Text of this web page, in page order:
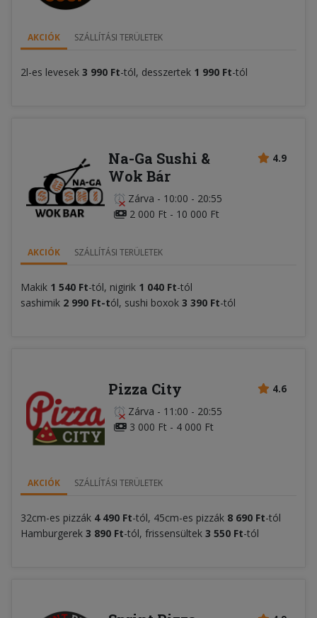
AKCIÓK SZÁLLÍTÁSI TERÜLETEK
2l-es levesek 3 990 Ft-tól, desszertek 1 990 Ft-tól
4.9
Na-Ga Sushi &
Wok Bár
Zárva - 10:00 - 20:55
2 000 Ft - 10 000 Ft
AKCIÓK SZÁLLÍTÁSI TERÜLETEK
Makik 1 540 Ft-tól, nigirik 1 040 Ft-tól
sashimik 2 990 Ft-tól, sushi boxok 3 390 Ft-tól
4.6
Pizza City
Zárva - 11:00 - 20:55
3 000 Ft - 4 000 Ft
AKCIÓK SZÁLLÍTÁSI TERÜLETEK
32cm-es pizzák 4 490 Ft-tól, 45cm-es pizzák 8 690 Ft-tól
Hamburgerek 3 890 Ft-tól, frissensültek 3 550 Ft-tól